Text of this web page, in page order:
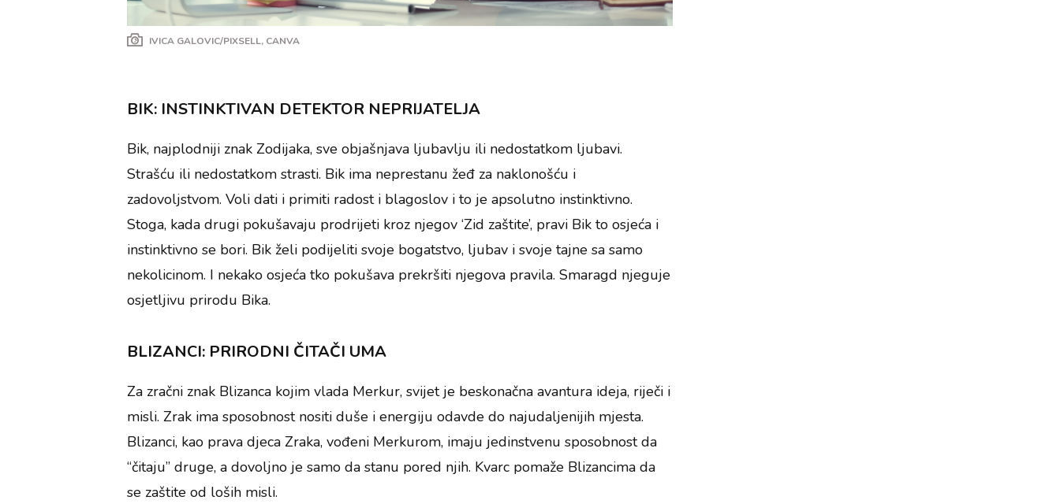
IVICA GALOVIC/PIXSELL, CANVA
BIK: INSTINKTIVAN DETEKTOR NEPRIJATELJA
Bik, najplodniji znak Zodijaka, sve objašnjava ljubavlju ili nedostatkom ljubavi.
Strašću ili nedostatkom strasti. Bik ima neprestanu žeđ za naklonošću i
zadovoljstvom. Voli dati i primiti radost i blagoslov i to je apsolutno instinktivno.
Stoga, kada drugi pokušavaju prodrijeti kroz njegov ‘Zid zaštite’, pravi Bik to osjeća i
instinktivno se bori. Bik želi podijeliti svoje bogatstvo, ljubav i svoje tajne sa samo
nekolicinom. I nekako osjeća tko pokušava prekršiti njegova pravila. Smaragd njeguje
osjetljivu prirodu Bika.
BLIZANCI: PRIRODNI ČITAČI UMA
Za zračni znak Blizanca kojim vlada Merkur, svijet je beskonačna avantura ideja, riječi i
misli. Zrak ima sposobnost nositi duše i energiju odavde do najudaljenijih mjesta.
Blizanci, kao prava djeca Zraka, vođeni Merkurom, imaju jedinstvenu sposobnost da
“čitaju” druge, a dovoljno je samo da stanu pored njih. Kvarc pomaže Blizancima da
se zaštite od loših misli.